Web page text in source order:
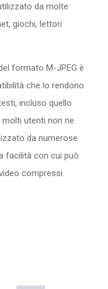
da molte
giochi, lettori
formato M-JPEG è
che lo rendono
incluso quello
utenti non ne
da numerose
facilità con cui può
compressi.